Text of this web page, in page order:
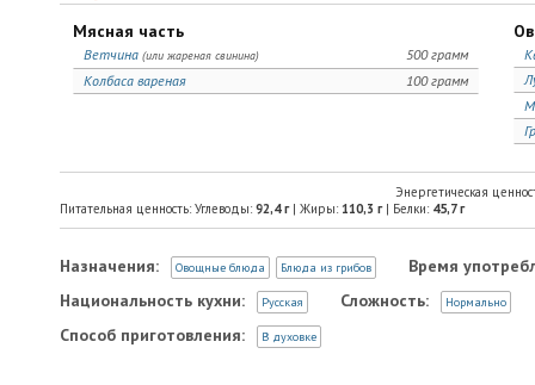
Мясная часть
500 грамм
Ветчина (или жареная свинина)
100 грамм
Колбаса вареная
Энергетическая
Питательная ценность: Углеводы: 92,4г| Жиры: 110,3 г| Белки: 45,7г
Назначения: Овощные блюда Блюда из грибов
Время
Национальность кухни:
Русская Сложность: Нормально
Способ приготовления: В духовке